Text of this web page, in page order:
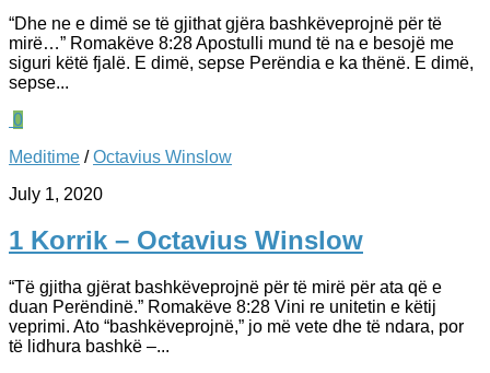
“Dhe ne e dimë se të gjithat gjëra bashkëveprojnë për të
mirë…” Romakëve 8:28 Apostulli mund të na e besojë me
siguri këtë fjalë. E dimë, sepse Perëndia e ka thënë. E dimë,
sepse...
0
Meditime /Octavius Winslow
July 1, 2020
1 Korrik – Octavius Winslow
“Të gjitha gjërat bashkëveprojnë për të mirë për ata që e
duan Perëndinë.” Romakëve 8:28 Vini re unitetin e këtij
veprimi. Ato “bashkëveprojnë,” jo më vete dhe të ndara, por
të lidhura bashkë –...